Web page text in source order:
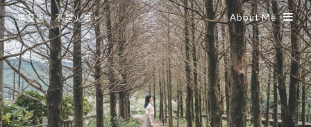
是艾思，不是火拳。 About Me